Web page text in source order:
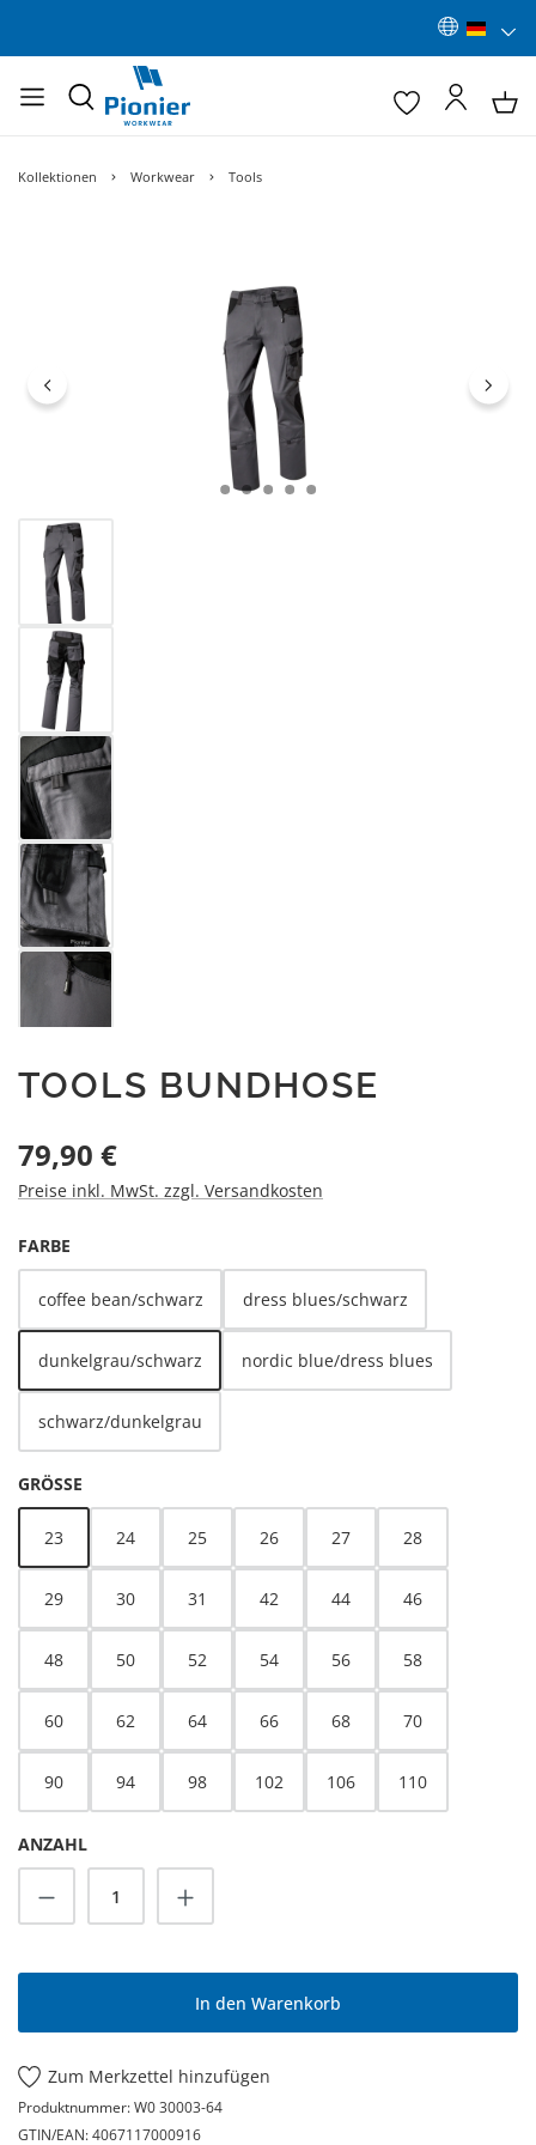
Kollektionen Workwear Tools
TOOLS BUNDHOSE
Regulärer Preis:
79,90 €
Preise inkl. MwSt. zzgl. Versandkosten
FARBE
coffee bean/schwarz dress blues/schwarz
dunkelgrau/schwarz nordic blue/dress blues
schwarz/dunkelgrau
GRÖSSE
23 24 25 26 27 28
29 30 31 42 44 46
48 50 52 54 56 58
60 62 64 66 68 70
90 94 98 102 106 110
ANZAHL
Produkt Anzahl: Gib den gewünschten
In den Warenkorb
Zum Merkzettel hinzufügen
Produktnummer:W0 30003-64
GTIN/EAN:4067117000916